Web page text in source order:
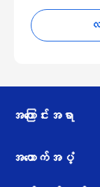
အကြောင်းအရာ
အထောက်အပံ့